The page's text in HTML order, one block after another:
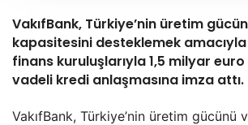
VakıfBank, Türkiye’nin üretim
kapasitesini desteklemek
finans kuruluşlarıyla 1,5 milyar euro
vadeli kredi anlaşmasına imza attı.
VakıfBank, Türkiye’nin üretim gücünü